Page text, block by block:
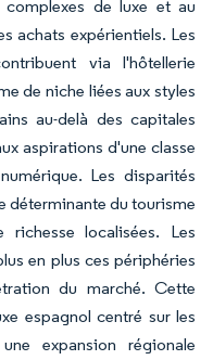
de luxe et au
achats expérientiels. Les
via l'hôtellerie
de niche liées aux styles
au-delà des capitales
aspirations d'une classe
Les disparités
déterminante du tourisme
localisées. Les
en plus ces périphéries
du marché. Cette
espagnol centré sur les
expansion régionale